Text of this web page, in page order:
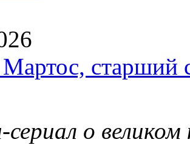
старший
о великом